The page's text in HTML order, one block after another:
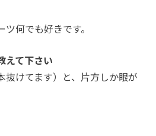
何でも好きです。
えて下さい
抜けてます）と、片方しか眼が